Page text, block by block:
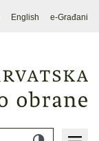
English e-Građani